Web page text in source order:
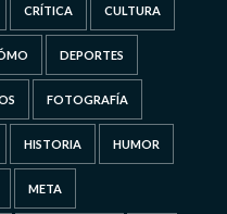
CRÍTICA CULTURA
DEPORTES
FOTOGRAFÍA
HISTORIA HUMOR
META